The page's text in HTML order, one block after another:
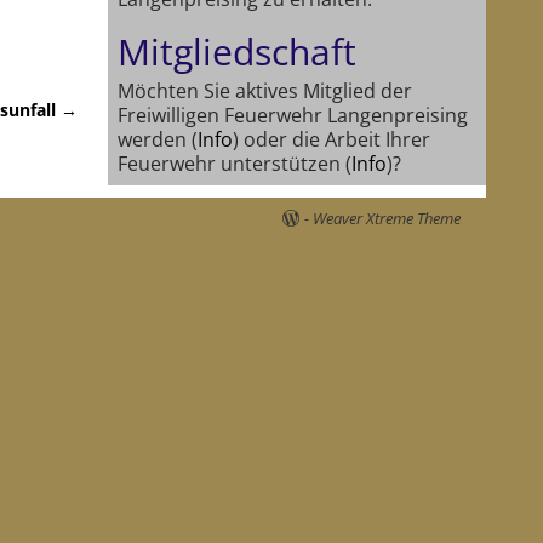
→
Mitgliedschaft
Möchten Sie aktives Mitglied der
Freiwilligen Feuerwehr Langenpreising
werden (Info) oder die Arbeit Ihrer
Feuerwehr unterstützen (Info)?
- Weaver Xtreme Theme